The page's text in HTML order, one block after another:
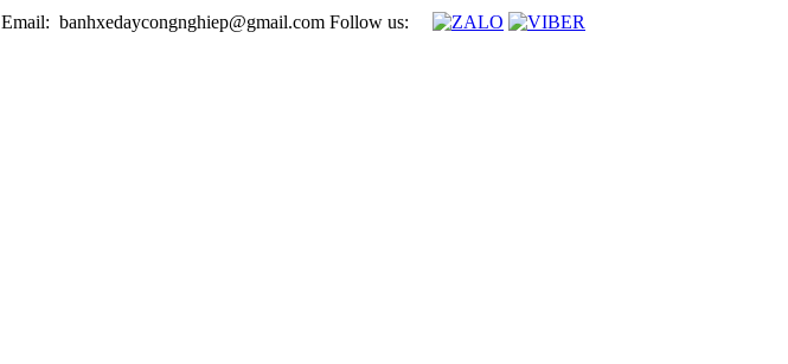
Email: banhxedaycongnghiep@gmail.com Follow us: